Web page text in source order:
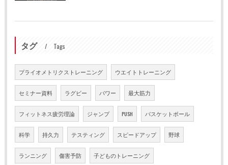
タグ Tags
プライオメトリクストレーニング ウエイトトレーニング
セミナー資料 ラグビー パワー 最大筋力
フィットネス疲労理論 ジャンプ PUSH バスケットボール
科学 持久力 テスティング スピードアップ 野球
ランニング 傷害予防 子どものトレーニング